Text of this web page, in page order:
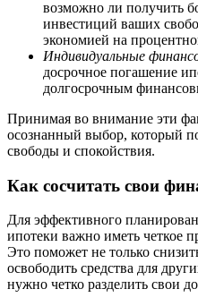
возможно ли получить
инвестиций ваших
экономией на
Индивидуальные
досрочное погашение
долгосрочным
Принимая во внимание эти
осознанный выбор, который
свободы и спокойствия.
Как сосчитать свои
Для эффективного
ипотеки важно иметь четкое
Это поможет не только
освободить средства для
нужно четко разделить свои